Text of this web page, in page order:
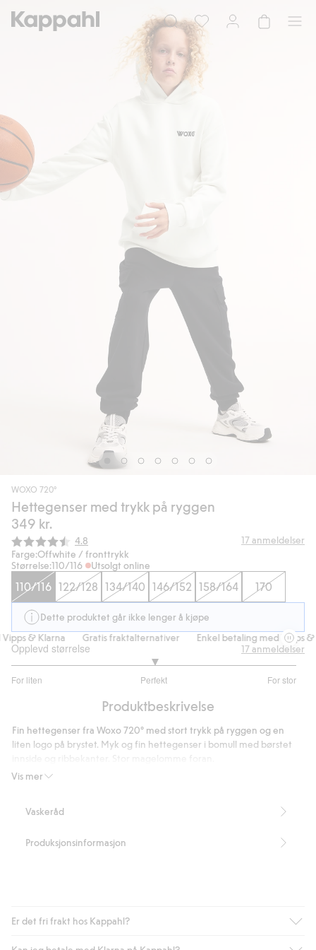
WOXO 720°
Hettegenser med trykk på ryggen
349 kr.
Gjennomsnittskarakter:
4.8 17anmeldelser
Farge:Offwhite / fronttrykk
Størrelse:110/116 Utsolgt online
110/116 122/128 134/140 146/152 158/164 170
Dette produktet går ikke lenger å kjøpe
& Klarna
Gratis fraktalternativer Enkel betaling med Vipps &
Opplevd størrelse
For liten Perfekt For stor
av
14
stemmer
17anmeldelser
Produktbeskrivelse
Vis mer
Fin hettegenser fra Woxo 720° med stort trykk på ryggen og en
liten logo på brystet. Myk og fin hettegenser i bomull med børstet
Artikkelnummer
Vaskeråd
Produksjonsinformasjon
Er det fri frakt hos Kappahl?